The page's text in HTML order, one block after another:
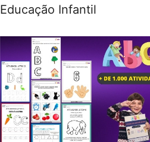
Educação Infantil